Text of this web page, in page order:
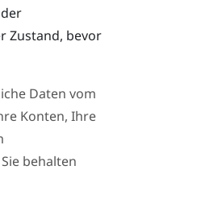
Zustand, bevor
Daten vom
Konten, Ihre
behalten